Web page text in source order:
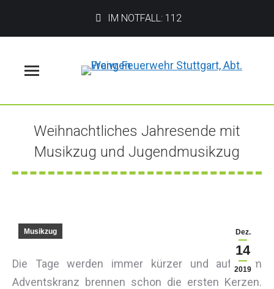
IM NOTFALL: 112
Weihnachtliches Jahresende mit
Musikzug und Jugendmusikzug
Sie befinden sich hier:
Dez.
14
2019
Musikzug
Die Tage werden immer kürzer und auf dem
Adventskranz brennen schon die ersten Kerzen.